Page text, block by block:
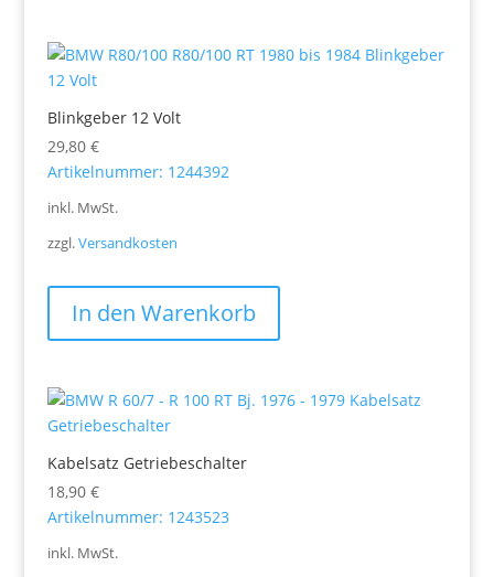
Blinkgeber 12 Volt
29,80 €
Artikelnummer: 1244392
inkl. MwSt.
zzgl.Versandkosten
In den Warenkorb
Kabelsatz Getriebeschalter
18,90 €
Artikelnummer: 1243523
inkl. MwSt.